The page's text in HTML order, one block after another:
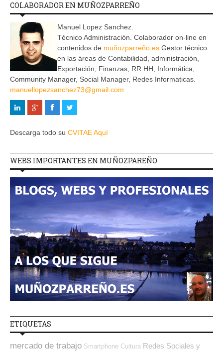
COLABORADOR EN MUÑOZPARREÑO
Manuel Lopez Sanchez.
Técnico Administración. Colaborador on-line en
contenidos de muñozparreño.es Gestor técnico
en las áreas de Contabilidad, administración,
Exportación, Finanzas, RR.HH, Informática,
Community Manager, Social Manager, Redes Informaticas.
manuellopezsanchez73@gmail.com
Descarga todo su CVITAE Aquí
WEBS IMPORTANTES EN MUÑOZPAREÑO
ETIQUETAS
mercado de trabajo Smartphone Cultura Redes Sociales y